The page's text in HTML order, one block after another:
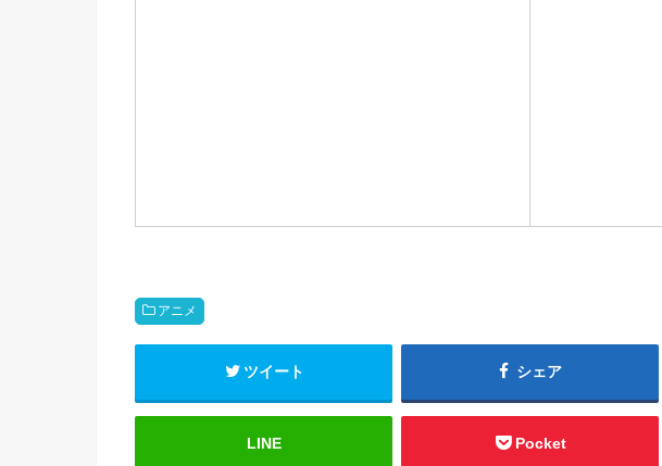
アニメ
ツイート シェア
LINE Pocket